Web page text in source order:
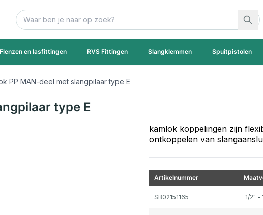
Zoek
Flenzen en lasfittingen RVS Fittingen Slangklemmen Spuitpistolen
PP MAN-deel met slangpilaar type E
type E
kamlok koppelingen zijn
ontkoppelen van
Artikelnummer
SB02151165 1/2" -